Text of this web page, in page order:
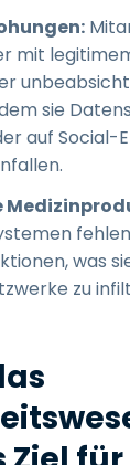
mit
sie
auf Social-
was
zu